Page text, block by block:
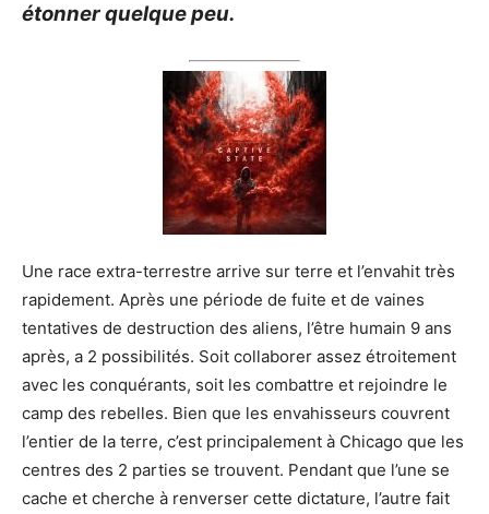
étonner quelque peu.
Une race extra-terrestre arrive sur terre et l’envahit très
rapidement. Après une période de fuite et de vaines
tentatives de destruction des aliens, l’être humain 9 ans
après, a 2 possibilités. Soit collaborer assez étroitement
avec les conquérants, soit les combattre et rejoindre le
camp des rebelles. Bien que les envahisseurs couvrent
l’entier de la terre, c’est principalement à Chicago que les
centres des 2 parties se trouvent. Pendant que l’une se
cache et cherche à renverser cette dictature, l’autre fait